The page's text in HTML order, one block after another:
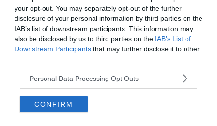
your opt-out. You may separately opt-out of the further
disclosure of your personal information by third parties on the
IAB’s list of downstream participants. This information may
also be disclosed by us to third parties on the IAB’s List of
Downstream Participants that may further disclose it to other
Personal Data Processing Opt Outs
CONFIRM
Quando il silenzio è aggressivo
​Il passato, questo conosciuto!
​Clima ballerino e sbalzi d’umore
La maternità
​L’uomo o l’orso?
​Cose che ci esauriscono
​Vespa che passione!
​Lasciate ai vostri figli il diritto di piangere
​Parole d’amore regalate al vento